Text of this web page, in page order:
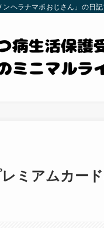
ヘラナマポおじさん」の日記
ミアムカー